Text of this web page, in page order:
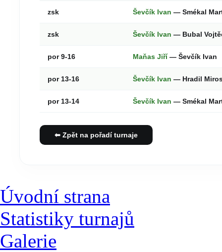
zsk Ševčík Ivan — Smékal
zsk Ševčík Ivan — Bubal
por 9-16 Maňas Jiří— Ševčík Ivan
por 13-16 Ševčík Ivan — Hradil
por 13-14 Ševčík Ivan — Smékal
⬅ Zpět na pořadí turnaje
Úvodní strana
Statistiky turnajů
Galerie